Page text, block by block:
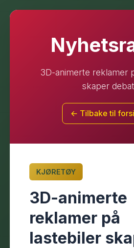
3D-animerte reklamer
skaper
← Tilbake til
KJØRETØY
3D-animerte
reklamer på
lastebiler